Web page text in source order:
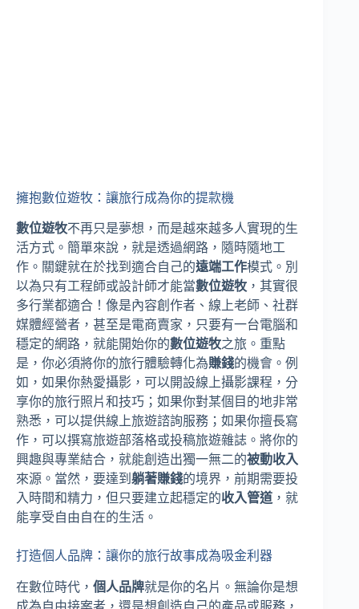
擁抱數位遊牧：讓旅行成為你的提款機
數位遊牧不再只是夢想，而是越來越多人實現的生
活方式。簡單來說，就是透過網路，隨時隨地工
作。關鍵就在於找到適合自己的遠端工作模式。別
以為只有工程師或設計師才能當數位遊牧 ，其實很
多行業都適合！像是內容創作者、線上老師、社群
媒體經營者，甚至是電商賣家，只要有一台電腦和
穩定的網路，就能開始你的數位遊牧之旅。重點
是，你必須將你的旅行體驗轉化為賺錢的機會。例
如，如果你熱愛攝影，可以開設線上攝影課程，分
享你的旅行照片和技巧；如果你對某個目的地非常
熟悉，可以提供線上旅遊諮詢服務；如果你擅長寫
作，可以撰寫旅遊部落格或投稿旅遊雜誌。將你的
興趣與專業結合，就能創造出獨一無二的被動收入
來源。當然，要達到 躺著賺錢的境界，前期需要投
入時間和精力，但只要建立起穩定的收入管道 ，就
能享受自由自在的生活。
打造個人品牌：讓你的旅行故事成為吸金利器
在數位時代， 個人品牌就是你的名片。無論你是想